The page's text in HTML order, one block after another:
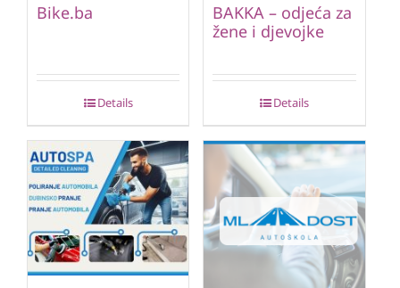
Bike.ba
Details
BAKKA – odjeća za
žene i djevojke
Details